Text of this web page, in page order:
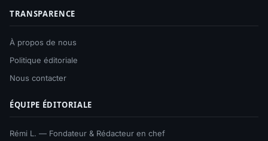
TRANSPARENCE
À propos de nous
Politique éditoriale
Nous contacter
ÉQUIPE ÉDITORIALE
Rémi L. — Fondateur & Rédacteur en chef